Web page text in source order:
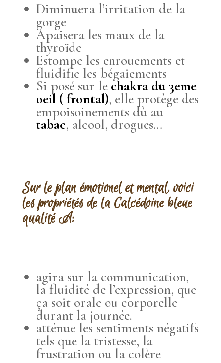
Diminuera l’irritation de la
gorge
Apaisera les maux de la
thyroïde
Estompe les enrouements et
fluidifie les bégaiements
Si posé sur le chakra du 3eme
oeil ( frontal), elle protège des
empoisoinements dù au
tabac, alcool, drogues…
Sur le plan émotionel et mental, voici
les propriétés de la Calcédoine bleue
qualité A:
agira sur la communication,
la fluidité de l’expression, que
ça soit orale ou corporelle
durant la journée.
atténue les sentiments négatifs
tels que la tristesse, la
frustration ou la colère